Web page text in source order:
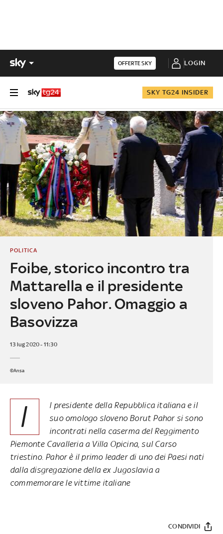
OFFERTE SKY LOGIN
SKY TG24 INSIDER
Foibe, storico incontro tra
Mattarella e il presidente
sloveno Pahor. Omaggio a
Basovizza
POLITICA
13 lug 2020 - 11:30
©Ansa
I
l presidente della Repubblica italiana e il
suo omologo sloveno Borut Pahor si sono
incontrati nella caserma del Reggimento
Piemonte Cavalleria a Villa Opicina, sul Carso
triestino. Pahor è il primo leader di uno dei Paesi nati
dalla disgregazione della ex Jugoslavia a
commemorare le vittime italiane
CONDIVIDI